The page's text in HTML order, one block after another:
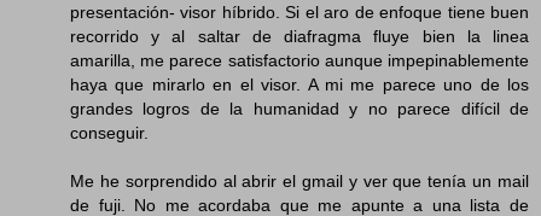
presentación- visor híbrido. Si el aro de enfoque tiene buen
recorrido y al saltar de diafragma fluye bien la linea
amarilla, me parece satisfactorio aunque impepinablemente
haya que mirarlo en el visor. A mi me parece uno de los
grandes logros de la humanidad y no parece difícil de
conseguir.
Me he sorprendido al abrir el gmail y ver que tenía un mail
de fuji. No me acordaba que me apunte a una lista de